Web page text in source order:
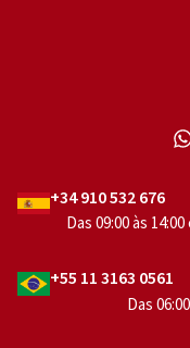
+34 910 532 676
Das 09:00 às
+55 11 3163 0561
Das